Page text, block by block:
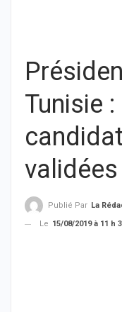
Tunisie :
validées
Publié Par La Rédaction De
Le 15/08/2019 à 11 h